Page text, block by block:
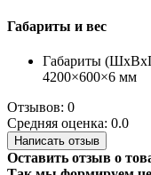
Габариты и вес
Габариты
4200×600×6 мм
Отзывов: 0
Средняя оценка: 0.0
Написать отзыв
Оставить отзыв о